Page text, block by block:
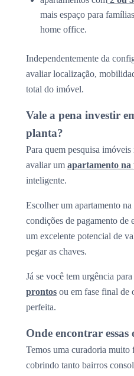
mais espaço para
home office.
Independentemente da
avaliar localização,
total do imóvel.
Vale a pena investir
planta?
Para quem pesquisa imóveis
avaliar um apartamento na
inteligente.
Escolher um apartamento
condições de pagamento de
um excelente potencial de
pegar as chaves.
Já se você tem urgência
prontos ou em fase final de
perfeita.
Onde encontrar
Temos uma curadoria muito
cobrindo tanto bairros